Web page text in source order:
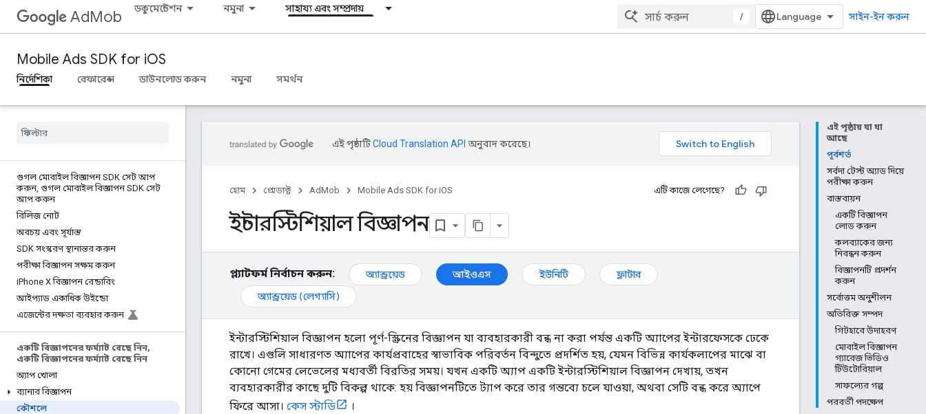
AdMob ডকুমেন্টেশন নমুনা সাহায্য এবং সম্প্রদায়
/ সাইন-ইন করুন
Mobile Ads SDK for iOS
নির্দেশিকা রেফারেন্স ডাউনলোড করুন নমুনা সমর্থন
গুগল মোবাইল বিজ্ঞাপন SDK সেট আপ
করুন, গুগল মোবাইল বিজ্ঞাপন SDK সেট
আপ করুন
রিলিজ নোট
অবচয় এবং সূর্যাস্ত
SDK সংস্করণ স্থানান্তর করুন
পরীক্ষা বিজ্ঞাপন সক্ষম করুন
iPhone X বিজ্ঞাপন রেন্ডারিং
আইপ্যাড একাধিক উইন্ডো
এজেন্টের দক্ষতা ব্যবহার করুন
একটি বিজ্ঞাপনের ফর্ম্যাট বেছে নিন,
একটি বিজ্ঞাপনের ফর্ম্যাট বেছে নিন
অ্যাপ খোলা
ব্যানার বিজ্ঞাপন
কৌশলে
এই পৃষ্ঠায় যা যা
আছে
পূর্বশর্ত
সর্বদা টেস্ট অ্যাড দিয়ে
পরীক্ষা করুন
বাস্তবায়ন
একটি বিজ্ঞাপন
লোড করুন
কলব্যাকের জন্য
নিবন্ধন করুন
বিজ্ঞাপনটি প্রদর্শন
করুন
সর্বোত্তম অনুশীলন
অতিরিক্ত সম্পদ
গিটহাবে উদাহরণ
মোবাইল বিজ্ঞাপন
গ্যারেজ ভিডিও
টিউটোরিয়াল
সাফল্যের গল্প
পরবর্তী পদক্ষেপ
এই পৃষ্ঠাটিCloud Translation API অনুবাদ করেছে।
হোম প্রোডাক্ট AdMob Mobile Ads SDK for iOS এটি কাজে লেগেছে?
ইন্টারস্টিশিয়াল বিজ্ঞাপন
প্ল্যাটফর্ম নির্বাচন করুন: অ্যান্ড্রয়েড আইওএস ইউনিটি
ফ্লাটার
অ্যান্ড্রয়েড (লেগ্যাসি)
ইন্টারস্টিশিয়াল বিজ্ঞাপন হলো পূর্ণ-স্ক্রিনের বিজ্ঞাপন যা ব্যবহারকারী বন্ধ না করা পর্যন্ত একটি অ্যাপের ইন্টারফেসকে ঢেকে
রাখে। এগুলি সাধারণত অ্যাপের কার্যপ্রবাহের স্বাভাবিক পরিবর্তন বিন্দুতে প্রদর্শিত হয়, যেমন বিভিন্ন কার্যকলাপের মাঝে বা
কোনো গেমের লেভেলের মধ্যবর্তী বিরতির সময়। যখন একটি অ্যাপ একটি ইন্টারস্টিশিয়াল বিজ্ঞাপন দেখায়, তখন
ব্যবহারকারীর কাছে দুটি বিকল্প থাকে: হয় বিজ্ঞাপনটিতে ট্যাপ করে তার গন্তব্যে চলে যাওয়া, অথবা সেটি বন্ধ করে অ্যাপে
ফিরে আসা। কেস স্টাডি ।